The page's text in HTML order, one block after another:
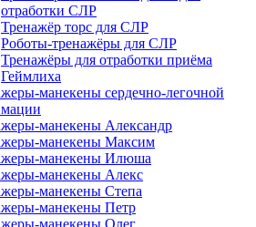
отработки СЛР
Тренажёр торс для СЛР
Роботы-тренажёры для СЛР
Тренажёры для отработки приёма
Геймлиха
манекены сердечно-легочной
манекены Александр
манекены Максим
манекены Илюша
манекены Алекс
манекены Степа
манекены Петр
манекены Олег